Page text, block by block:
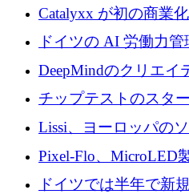
が過去2番目に高い水
Catalyxx が初の商業
から 2,000 万ユーロ
ドイツの AI 労働力管
がプレシードで 220
DeepMindのクリエイ
立したAIライティン
1,300万ドルのシード
チップテストのスタ
QuantumDiamondsが
を調達
Lissi、ヨーロッパの
ンティティの未来を
ロを調達
Pixel-Flo、MicroLED
ンドで525万ポンドを
ドイツでは半年で新